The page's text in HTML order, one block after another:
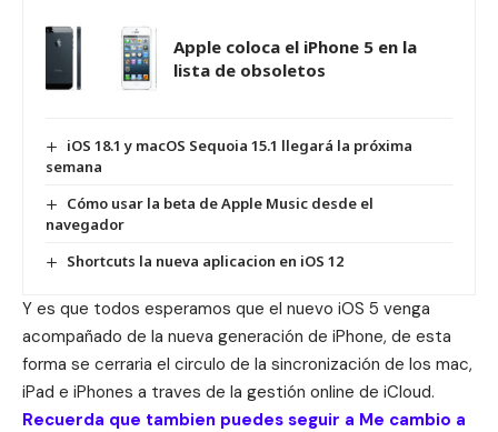
Apple coloca el iPhone 5 en la
lista de obsoletos
iOS 18.1 y macOS Sequoia 15.1 llegará la próxima
semana
Cómo usar la beta de Apple Music desde el
navegador
Shortcuts la nueva aplicacion en iOS 12
Y es que todos esperamos que el nuevo iOS 5 venga
acompañado de la nueva generación de iPhone, de esta
forma se cerraria el circulo de la sincronización de los mac,
iPad e iPhones a traves de la gestión online de iCloud.
Recuerda que tambien puedes seguir a Me cambio a